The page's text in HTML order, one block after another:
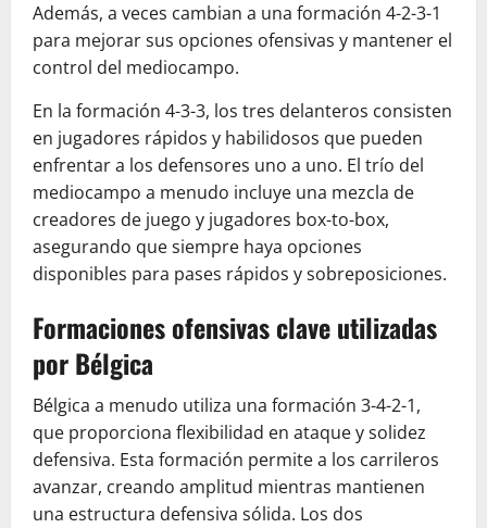
Además, a veces cambian a una formación 4-2-3-1
para mejorar sus opciones ofensivas y mantener el
control del mediocampo.
En la formación 4-3-3, los tres delanteros consisten
en jugadores rápidos y habilidosos que pueden
enfrentar a los defensores uno a uno. El trío del
mediocampo a menudo incluye una mezcla de
creadores de juego y jugadores box-to-box,
asegurando que siempre haya opciones
disponibles para pases rápidos y sobreposiciones.
Formaciones ofensivas clave utilizadas
por Bélgica
Bélgica a menudo utiliza una formación 3-4-2-1,
que proporciona flexibilidad en ataque y solidez
defensiva. Esta formación permite a los carrileros
avanzar, creando amplitud mientras mantienen
una estructura defensiva sólida. Los dos